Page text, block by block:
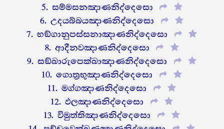
5. සම්මසනඤාණනිද්දෙසො
6. උදයබ්බයඤාණනිද්දෙසො
7. භඞ්ගානුපස්සනාඤාණනිද්දෙසො
8. ආදීනවඤාණනිද්දෙසො
9. සඞ්ඛාරුපෙක්ඛාඤාණනිද්දෙසො
10. ගොත්‍රභුඤාණනිද්දෙසො
11. මග්ගඤාණනිද්දෙසො
12. ඵලඤාණනිද්දෙසො
13. විමුත්තිඤාණනිද්දෙසො